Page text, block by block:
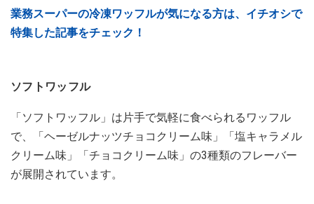
業務スーパーの冷凍ワッフルが気になる方は、イチオシで
特集した記事をチェック！
ソフトワッフル
「ソフトワッフル」は片手で気軽に食べられるワッフル
で、「ヘーゼルナッツチョコクリーム味」「塩キャラメル
クリーム味」「チョコクリーム味」の3種類のフレーバー
が展開されています。